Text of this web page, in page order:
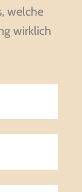
welche
wirklich